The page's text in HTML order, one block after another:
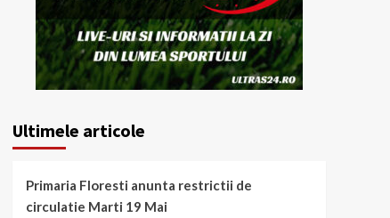
Ultimele articole
Primaria Floresti anunta restrictii de
circulatie Marti 19 Mai